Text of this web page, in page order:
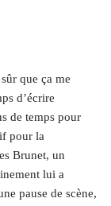
que ça me
d’écrire
de temps pour
pour la
Brunet, un
lui a
pause de scène,